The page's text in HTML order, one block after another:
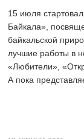
15 июля
Байкала»,
байкальской
лучшие работы в
«Любители»,
А пока